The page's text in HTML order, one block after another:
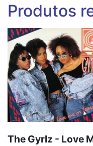
Produtos
The Gyrlz - Love